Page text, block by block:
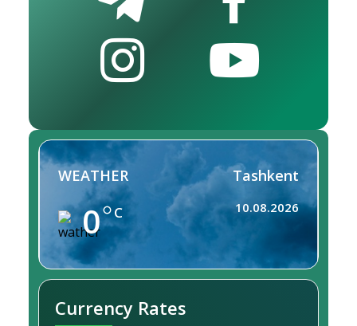
WEATHER
0 C
Tashkent
10.08.2026
Currency Rates